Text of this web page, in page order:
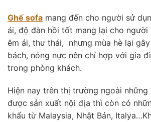
Ghế sofa mang đến cho người sử
ái, độ đàn hồi tốt mang lại cho người
êm ái, thư thái, nhưng mùa hè lại
bách, nóng nực nên chỉ hợp với gia
trong phòng khách.
Hiện nay trên thị trường ngoài những
được sản xuất nội địa thì còn có
khẩu từ Malaysia, Nhật Bản,